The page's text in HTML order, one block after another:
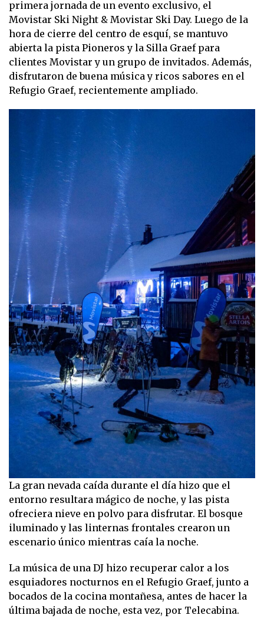
primera jornada de un evento exclusivo, el
Movistar Ski Night & Movistar Ski Day. Luego de la
hora de cierre del centro de esquí, se mantuvo
abierta la pista Pioneros y la Silla Graef para
clientes Movistar y un grupo de invitados. Además,
disfrutaron de buena música y ricos sabores en el
Refugio Graef, recientemente ampliado.
La gran nevada caída durante el día hizo que el
entorno resultara mágico de noche, y las pista
ofreciera nieve en polvo para disfrutar. El bosque
iluminado y las linternas frontales crearon un
escenario único mientras caía la noche.
La música de una DJ hizo recuperar calor a los
esquiadores nocturnos en el Refugio Graef, junto a
bocados de la cocina montañesa, antes de hacer la
última bajada de noche, esta vez, por Telecabina.